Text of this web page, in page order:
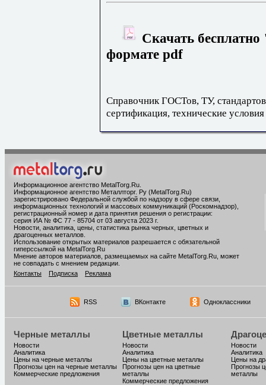
Скачать
формате pdf
Справочник ГОСТов, ТУ,
сертификация, технические условия
Информационное агентство MetalTorg.Ru
Информационное агентство Металлторг. Ру (MetalTorg.Ru)
зарегистрировано Федеральной службой по надзору в сфере связи,
информационных технологий и массовых коммуникаций (Роскомнадзор),
регистрационный номер и дата принятия решения о регистрации:
серия ИА № ФС 77 - 85704 от 03 августа 2023 г.
Новости, аналитика, цены, статистика рынка черных, цветных и
драгоценных металлов.
Использование открытых материалов разрешается с обязательной
гиперссылкой на MetalTorg.Ru
Мнение авторов материалов, размещаемых на сайте MetalTorg.Ru, может
не совпадать с мнением редакции.
Контакты
Подписка Реклама
RSS ВКонтакте Одноклассники
Черные металлы
Новости
Аналитика
Цены на черные металлы
Прогнозы цен на черные металлы
Коммерческие предложения
Цветные металлы
Новости
Аналитика
Цены на цветные металлы
Прогнозы цен на цветные
металлы
Коммерческие предложения
Новости
Аналитика
Цены на
Прогнозы
металлы